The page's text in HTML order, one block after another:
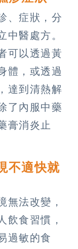
、症狀，分
中醫處方。
可以透過黃
體，或透過
達到清熱解
了內服中藥
膏消炎止
不適快就
無法改變，
飲食習慣，
過敏的食